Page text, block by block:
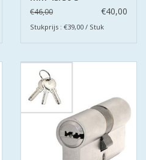
keersleutels
€46,00 €40,00
Stukprijs : €39,00 / Stuk